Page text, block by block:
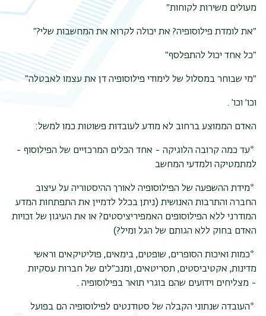
מעולים משירות לקוחות״
״את לומדת פילוסופיה? את יכולה לקרוא את המחשבות שלי?״
״כל אחד יכול להתפלסף״
״מי שבוחר במסלול של לימודי פילוסופיה דן את עצמו לאבטלה״
וכו׳ וכו׳ .
האדם הממוצע ברחוב לא מודע לעובדות פשוטות כמו למשל:
*עד כמה קרובה הלוגיקה - אחד הכלים המרכזיים של הפילוסוף -
למתמטיקה ולמדעי המחשב
*מידת ההשפעה של הפילוסופיה לאורך ההיסטוריה על עיצוב
החברה והתרבות האנושית (ניתן בכלל לדמיין את התפתחות המדע
המודרני ללא הפילוסופים האמפיריציסטים? או את העיגון של זכויות
האדם בחוק ללא הגותם של הגל ומיל?)
*כמות ואיכות הסופרים, שופטים, בימאים, פוליטיקאים וראשי
מדינות, אקטיביסטים, תסריטאים, ומנכ״לים של חברות עסקיות
- מצליחים וידועים שהם בוגרי תואר בפילוסופיה .
*העובדה שנתוני הקבלה של סטודנטים לפילוסופיה הם בפועל